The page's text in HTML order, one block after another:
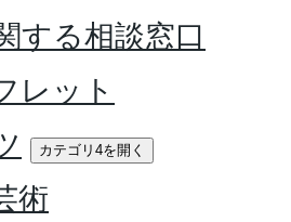
する相談窓口
レット
カテゴリ4を開く
術